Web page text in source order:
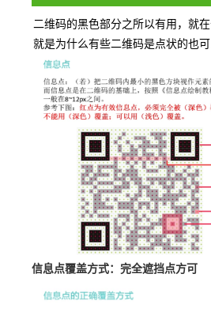
二维码的黑色部分之所以有用，就
就是为什么有些二维码是点状的也可
信息点覆盖方式：完全遮挡点方可